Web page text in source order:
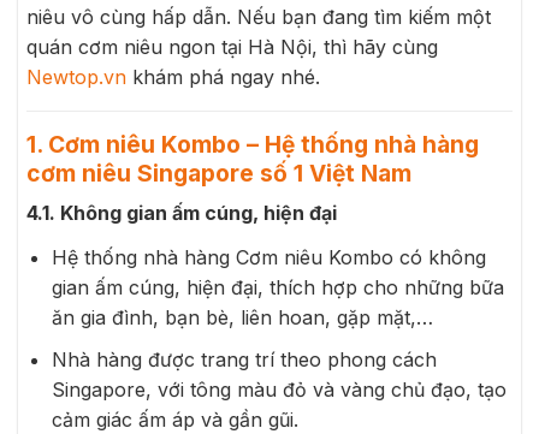
niêu vô cùng hấp dẫn. Nếu bạn đang tìm kiếm một
quán cơm niêu ngon tại Hà Nội, thì hãy cùng
Newtop.vn khám phá ngay nhé.
1. Cơm niêu Kombo – Hệ thống nhà hàng
cơm niêu Singapore số 1 Việt Nam
4.1. Không gian ấm cúng, hiện đại
Hệ thống nhà hàng Cơm niêu Kombo có không
gian ấm cúng, hiện đại, thích hợp cho những bữa
ăn gia đình, bạn bè, liên hoan, gặp mặt,…
Nhà hàng được trang trí theo phong cách
Singapore, với tông màu đỏ và vàng chủ đạo, tạo
cảm giác ấm áp và gần gũi.